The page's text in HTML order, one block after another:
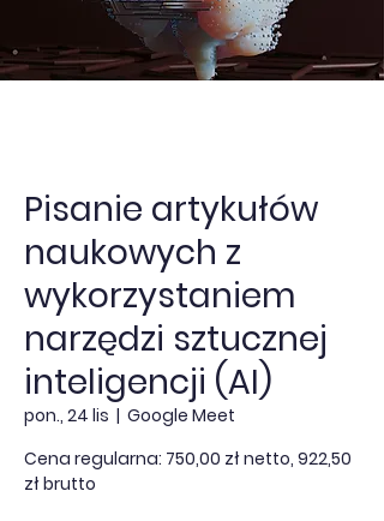
Pisanie artykułów
naukowych z
wykorzystaniem
narzędzi sztucznej
inteligencji (AI)
pon., 24 lis
  |
Google Meet
Cena regularna: 750,00 zł netto, 922,50
zł brutto